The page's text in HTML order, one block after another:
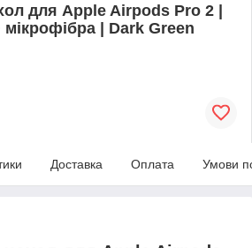
для Apple Airpods Pro 2 |
мікрофібра | Dark Green
Доставка Оплата Умови